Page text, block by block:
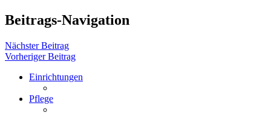
Beitrags-Navigation
Nächster Beitrag
Vorheriger Beitrag
Einrichtungen
Pflege